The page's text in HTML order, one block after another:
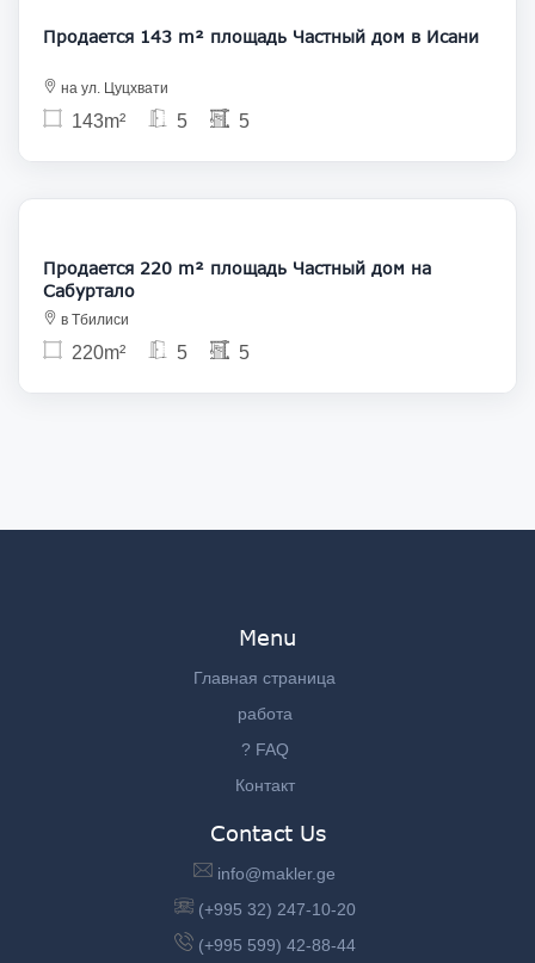
Продается 143 m² площадь Частный дом в Исани
на ул. Цуцхвати
143m² 5 5
330 000
Продается 220 m² площадь Частный дом на
Сабуртало
в Тбилиси
220m² 5 5
Menu
Главная страница
работа
? FAQ
Контакт
Contact Us
info@makler.ge
(+995 32) 247-10-20
(+995 599) 42-88-44